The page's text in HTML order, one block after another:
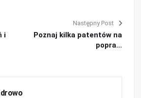
i
Następny Post
Poznaj kilka patentów na
popra...